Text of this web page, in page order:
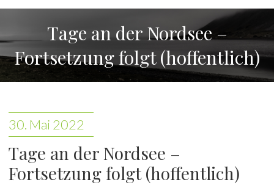
Tage an der Nordsee –
Fortsetzung folgt (hoffentlich)
30. Mai 2022
Tage an der Nordsee –
Fortsetzung folgt (hoffentlich)